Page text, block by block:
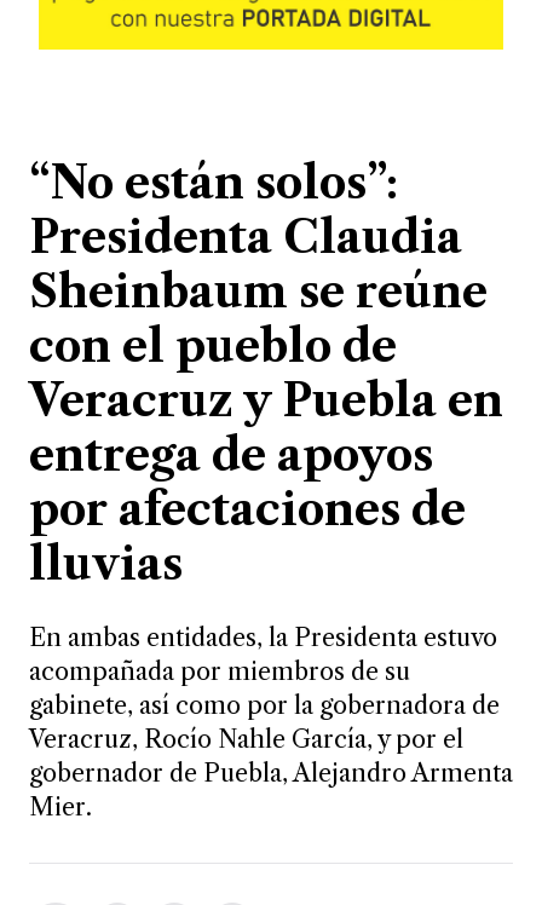
“No están solos”:
Presidenta Claudia
Sheinbaum se reúne
con el pueblo de
Veracruz y Puebla en
entrega de apoyos
por afectaciones de
lluvias
En ambas entidades, la Presidenta estuvo
acompañada por miembros de su
gabinete, así como por la gobernadora de
Veracruz, Rocío Nahle García, y por el
gobernador de Puebla, Alejandro Armenta
Mier.